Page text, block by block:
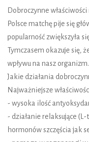
Dobroczynne
Polsce matchę pije się
popularność zwiększyła
Tymczasem okazuje się,
wpływu na nasz organizm.
Jakie działania
Najważniejsze
- wysoka ilość
- działanie relaksujące
hormonów szczęścia jak